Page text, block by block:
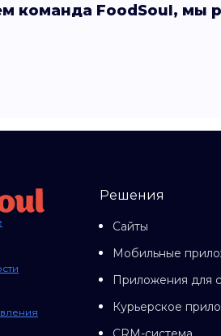
команда FoodSoul, мы
Решения
Сайты
Мобильные
Приложения для
Курьерское